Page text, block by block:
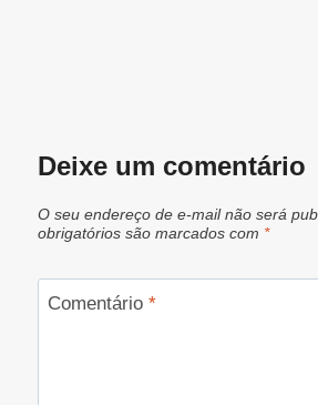
Deixe um comentário
O seu endereço de e-mail não será
obrigatórios são marcados com *
Comentário *